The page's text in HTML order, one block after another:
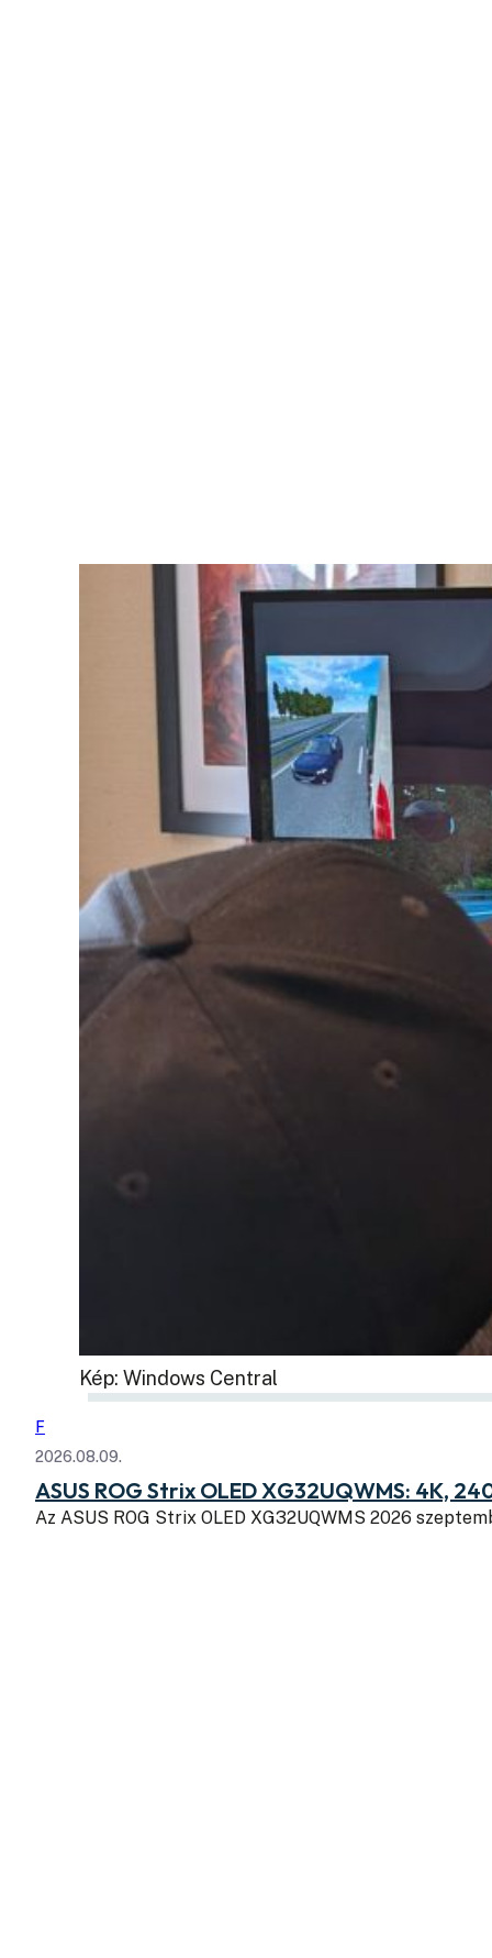
Kép: Windows Central
F
2026.08.09.
ASUS ROG Strix OLED XG32UQWMS: 4K,
Az ASUS ROG Strix OLED XG32UQWMS 2026